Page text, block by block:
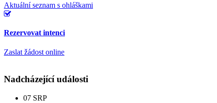
Aktuální seznam s ohláškami
Rezervovat intenci
Zaslat žádost online
Nadcházející události
07 SRP